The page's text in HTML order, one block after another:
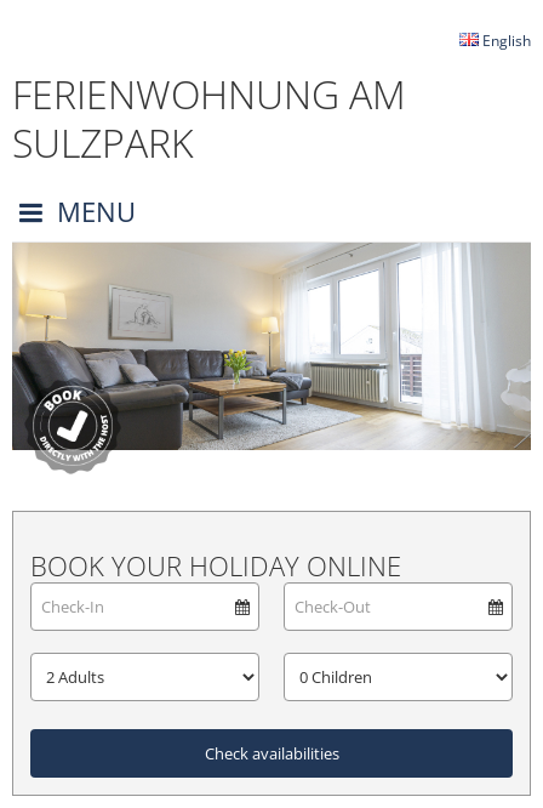
English
FERIENWOHNUNG AM
SULZPARK
MENU
BOOK YOUR HOLIDAY ONLINE
Check availabilities